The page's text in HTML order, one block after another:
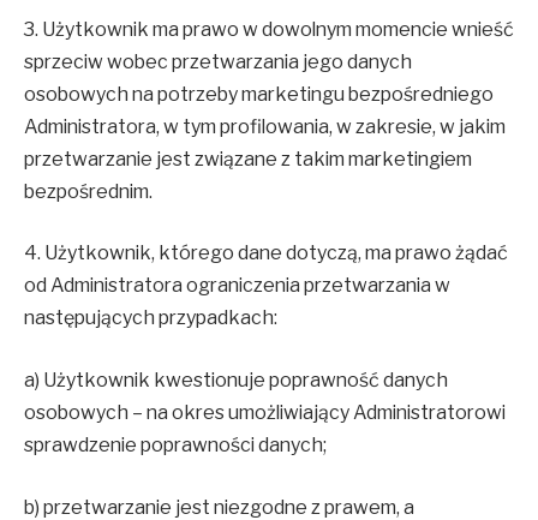
3. Użytkownik ma prawo w dowolnym momencie wnieść
sprzeciw wobec przetwarzania jego danych
osobowych na potrzeby marketingu bezpośredniego
Administratora, w tym profilowania, w zakresie, w jakim
przetwarzanie jest związane z takim marketingiem
bezpośrednim.
4. Użytkownik, którego dane dotyczą, ma prawo żądać
od Administratora ograniczenia przetwarzania w
następujących przypadkach:
a) Użytkownik kwestionuje poprawność danych
osobowych – na okres umożliwiający Administratorowi
sprawdzenie poprawności danych;
b) przetwarzanie jest niezgodne z prawem, a